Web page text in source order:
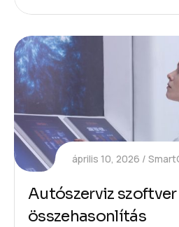
április 10, 2026
Autószerviz szoftver
összehasonlítás